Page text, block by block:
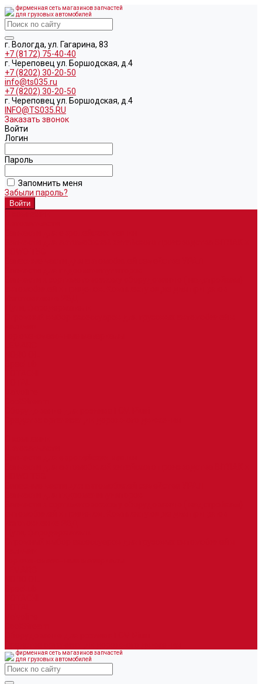
фирменная сеть магазинов запчастей
для грузовых автомобилей
г. Вологда, ул. Гагарина, 83
+7 (8172) 75-40-40
г. Череповец ул. Боршодская, д.4
+7 (8202) 30-20-50
info@ts035.ru
+7 (8202) 30-20-50
г. Череповец ул. Боршодская, д.4
INFO@TS035.RU
Заказать звонок
Войти
Логин
Пароль
Запомнить меня
Забыли пароль?
фирменная сеть магазинов запчастей
для грузовых автомобилей